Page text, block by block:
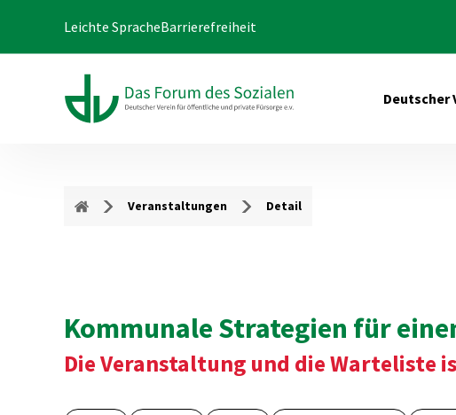
Leichte SpracheBarrierefreiheit
Deutscher
Veranstaltungen Detail
Kommunale Strategien für
Die Veranstaltung und die Warteliste